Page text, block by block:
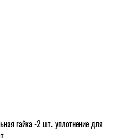
гайка -2 шт., уплотнение для